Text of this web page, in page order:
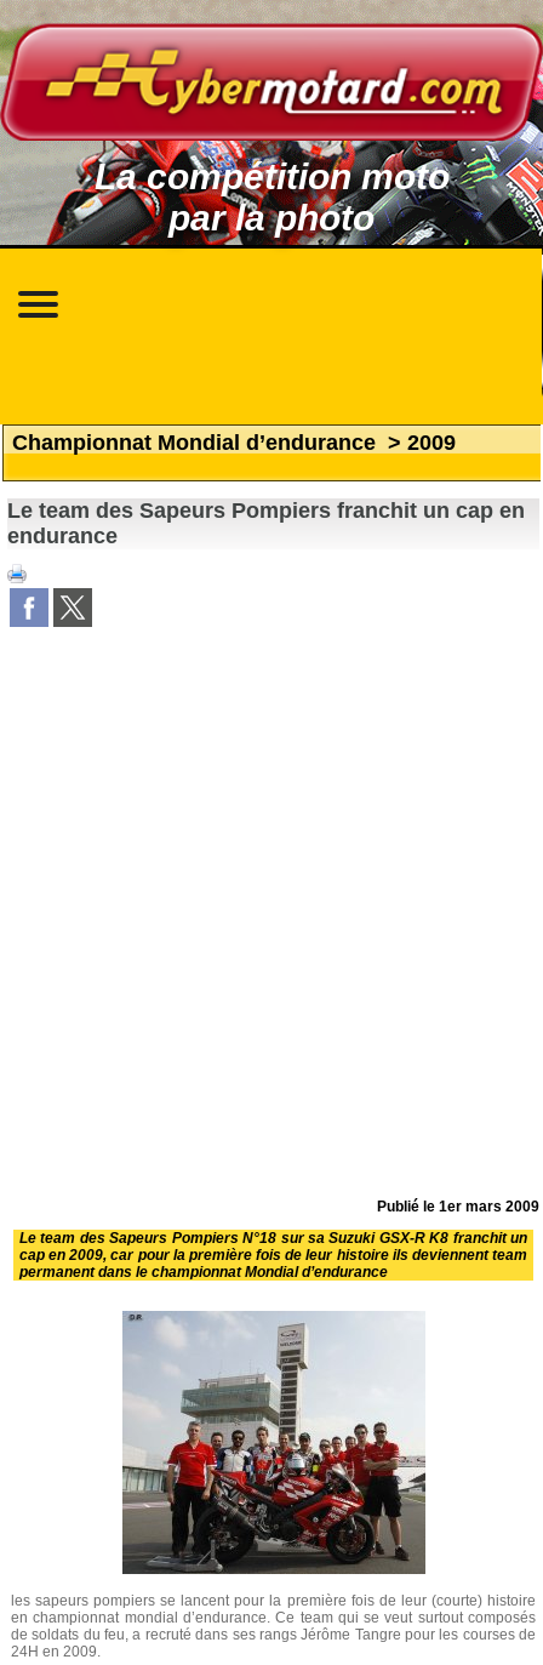
La compétition moto
par la photo
Championnat Mondial d’endurance > 2009
Le team des Sapeurs Pompiers franchit un cap en
endurance
Publié le1er mars 2009
Le team des Sapeurs Pompiers N°18 sur sa Suzuki GSX-R K8 franchit un
cap en 2009, car pour la première fois de leur histoire ils deviennent team
permanent dans le championnat Mondial d’endurance
les sapeurs pompiers se lancent pour la première fois de leur (courte) histoire
en championnat mondial d’endurance. Ce team qui se veut surtout composés
de soldats du feu, a recruté dans ses rangs Jérôme Tangre pour les courses de
24H en 2009.